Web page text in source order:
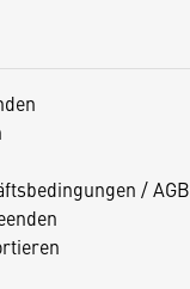
/ AGB